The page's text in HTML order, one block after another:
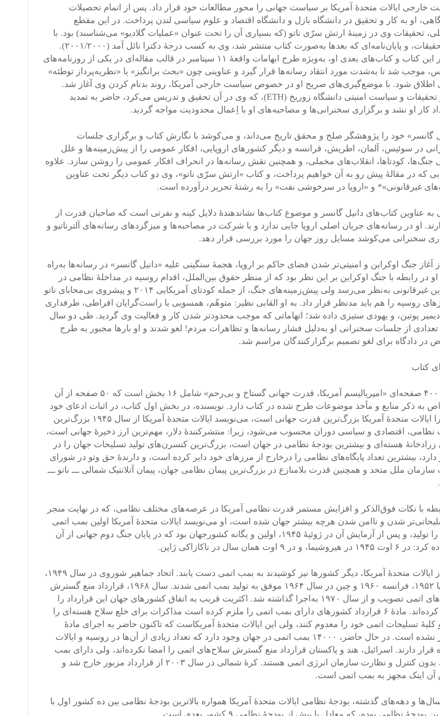
خارجی ایالات متحدۀ آمریکا بر سیاست جهانی را محور مطالعات خود قرار داد. پس از اتمام تحصیلات
او به کار و تحقیق در دانشگاه بازل و دانشگاه اقتصاد و علوم سیاسی لندن پرداخت. در این مقطع
تحقیقات وی در زمینۀ ارتش سرّی ناتو (که بسیاری آن را تحت عنوان «عملیات گلادیو» می‌شناسند) بود. با
این تحقیقات، و پایان‌نامه‌ای که بعدها به‌صورت کتاب منتشر شد، وی به کسب درجۀ دکترا نائل آمد (۲۰۰۱/۲۰۰۰).
انتشار این کتاب و کتاب‌های بعدی او، به‌ویژه طرح ابهامات واقعۀ ۱۱ سپتامبر در قالب مقاله‌ای در یکی از روزنامه‌های
موجب شد تا به‌شدت مورد انتقاد رسانه‌ها قرار گیرد و عناوینی چون «بحث برانگیز» یا «نظریه‌پرداز توطئه»
اطلاق شود. با موضع‌گیری‌های صریح او در خصوص سیاست خارجی آمریکا، روند بدنام کردن وی آغاز شد.
مرکز تحقیقات و سیاست امنیتی دانشگاه زوریخ (ETH)، که وی در آن تحقیق و تدریس می‌کرد، حاضر به تمدید
کار او نشد و برگزاری سخنرانی‌ها و مصاحبه‌های او با اِعمال محدودیت مواجه گردید.
گانسر» خود را پژوهشگر صلح و محقق تاریخ می‌داند، و می‌کوشد با نگارش کتاب و برگزاری جلسات
در سوئیس، آلمان، اطریش، فرانسه و دیگر کشورهای اروپایی، افکار عمومی را از پیش‌زمینه‌ها و علل
جنگ‌ها، کودتاها، انقلاب‌های مخملی، و همچنین نقش رسانه‌ها در انحراف افکار عمومی را روشن سازد. علاوه
که در مقالۀ پیش رو به آن خواهیم پرداخت، و کتاب «ارتش سرّی ناتو»، وی دو کتاب دیگر تحت عناوین
غیرقانونی»* و «اروپا در سرخوشی نفت» را به رشتۀ تحریر درآورده است.
به عناوین کتاب‌های دانیل گانسر و موضوع کتاب‌ها نشاندهندۀ دلایل کینه و نفرتی است که صاحبان قدرت از
او در رسانه‌های جریان اصلی اروپا جایی ندارد و با شرکت در مصاحبه‌ها و میزگردهای رسانه‌های آلترناتیو و
سخنرانی می‌کوشد مسایل روز جهان را مورد بررسی قرار دهد.
آغاز جنگ اوکراین و امنیتی‌تر شدن فضای حاکم بر اروپا، هجمۀ سنگینی علیه «دانیل گانسر» در رسانه‌ها به‌راه
او در رابطه با جنگ اوکراین بر این نظر بود که از منظر حقوق بین‌الملل، اقدام روسیه در مداخلۀ نظامی در
اوکراین غیرقانونی به‌نظر می‌رسد ولی پیش‌زمینه‌های جنگ، از جمله کودتای آمریکایی ۲۰۱۴ و پیشروی بی‌محابای ناتو
روسیه را هم باید مدنظر قرار داد. به او القابی نظیر: متوهّم، همسویی با راست‌گرایان افراطی، طرفداری
پوتین، و یهودی ستیزی داده شد؛ اتهاماتی که موجب محدود‌تر شدن کار و فعالیت وی گردید. طی دو سال
تعدادی از جلسات سخنرانی او به‌دلیل فشار رسانه‌ها و تظاهرات مردم! لغو شدند و او بارها مجبور به طرح
در دادگاه برای لغو تصمیم برگزارکنندگان مراسم شد.
کتاب
کتاب ۴۰۰ صفحه‌ای «امپریالیسم آمریکا، قدرت جهانی گستاخ و بی‌رحم» شامل ۱۶ بخش است که ۵۰ صفحه از آن
به ذکر منابع و مآخذ موضوعات طرح شده در کتاب دارد. نویسنده، در بخش اول کتاب، در اثبات ادعای خود
که چرا ایالات متحدۀ آمریکا بزرگ‌‌‌ترین قدرت جهانی است، می‌نویسد ایالات متحدۀ آمریکا از سال ۱۹۴۵ بزرگ‌‌‌‌ترین
نظامی، اقتصادی و سیاسی دوران محسوب می‌شود، زیرا: منتشرکنندۀ دلار، مهم‌‌‌ترین ارز ذخیرۀ جهانی است،
زرادخانۀ هسته‌ای و بیشترین بودجۀ نظامی در جهان است، بزرگ‌‌‌ترین کنسرن‌های تولید تسلیحات جهان را در
دارد، بیشترین تعداد پایگاه‌های نظامی را درخارج از مرزهای خود دایر کرده است، و دارندۀ حق وتو در شورای
سازمان ملل متحد و همچنین قدرت بلامنازع در بزرگ‌‌‌ترین پیمان نظامی جهان، پیمان آتلانتیک شمالی ـــ ناتو ـــ
با نکات فوق‌الذکر و افزایش مستمر قدرت نظامی آمریکا در عرصه‌های مختلف نظامی، که در نهایت منجر
شدن و ناامن شدن هرچه بیشتر جهان شده است، او می‌نویسد ایالات متحدۀ آمریکا اولین بمب اتمی
جهان را تولید، و پس از آزمایش آن در ژوئیۀ ۱۹۴۵، اولین و یگانه کشورجهان بود که در پایان جنگ دوم جهانی از آن
در هیروشیما، و در ۹ اوت همان سال در ناکازاکی ژاپن.
پس از ایالات متحدۀ آمریکا، دیگر کشورها نیز کوشیدند به بمب اتمی دست یابند. اتحاد جماهیر شوروی در سال ۱۹۴۹،
بریتانیا ۱۹۵۲، فرانسه ۱۹۶۰ و چین در سال ۱۹۶۴ موفق به تولید بمب اتمی شدند. سال ۱۹۶۸، قرارداد منع گسترش
سلاح‌های اتمی تصویب و از سال ۱۹۷۰ به‌اجرا گذاشته شد. اکثریت قریب به اتفاق کشورهای جهان این قرارداد را
امضا کرده‌اند. مادۀ ۶ قرارداد کشورهای دارای بمب اتمی را ملزم کرده است مذاکرات برای خلع سلاح هسته‌ای را
و کلیۀ تسلیحات اتمی خود را معدوم کنند، ولی این ایالات متحدۀ آمریکاست که تاکنون حاضر به اجرای مادۀ
مزبور نشده است. در حال حاضر، ۱۴۰۰۰ بمب اتمی در جهان وجود دارد که تعداد زیادی از آن‌ها در روسیه و ایالات
قرار دارند. اسرائیل، هند و پاکستان قرارداد منع گسترش سلاح‌های اتمی را امضا نکرده‌اند، ولی دارای بمب
اتمی، بدون کنترل و نظارت سازمان انرژی اتمی هستند. کرۀ شمالی در سال ۲۰۰۳ از قرارداد مزبور خارج شد و
آن اینک مجهز به بمب اتمی است.
و دهه‌های گذشته، بودجۀ نظامی ایالات متحدۀ آمریکا همواره بالاترین بودجۀ نظامی بین ده کشور اول با
بودجۀ نظامی بوده، که معادل یا بیش از بودجۀ نظامی ۹ کشور بعدی است.